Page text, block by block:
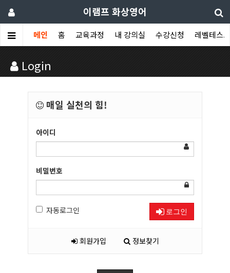
이램프 화상영어
메인 홈 교육과정 내 강의실 수강신청 레벨테스트
Login
매일 실천의 힘!
아이디
비밀번호
자동로그인 로그인
회원가입 정보찾기